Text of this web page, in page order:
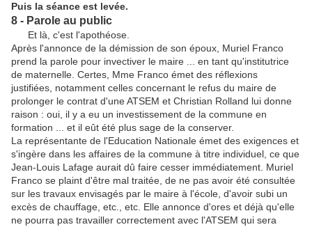
Puis la séance est levée.
8 - Parole au public
Et là, c'est l'apothéose.
Après l'annonce de la démission de son époux, Muriel Franco
prend la parole pour invectiver le maire ... en tant qu'institutrice
de maternelle. Certes, Mme Franco émet des réflexions
justifiées, notamment celles concernant le refus du maire de
prolonger le contrat d'une ATSEM et Christian Rolland lui donne
raison : oui, il y a eu un investissement de la commune en
formation ... et il eût été plus sage de la conserver.
La représentante de l'Education Nationale émet des exigences et
s'ingère dans les affaires de la commune à titre individuel, ce que
Jean-Louis Lafage aurait dû faire cesser immédiatement. Muriel
Franco se plaint d'être mal traitée, de ne pas avoir été consultée
sur les travaux envisagés par le maire à l'école, d'avoir subi un
excès de chauffage, etc., etc. Elle annonce d'ores et déjà qu'elle
ne pourra pas travailler correctement avec l'ATSEM qui sera